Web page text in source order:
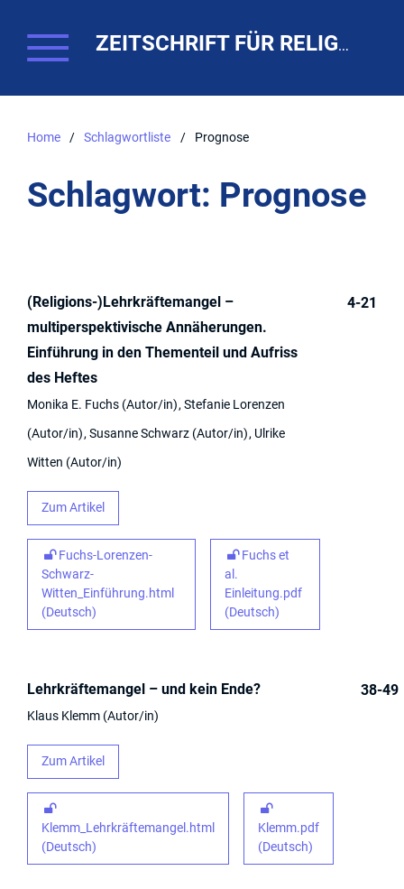
ZEITSCHRIFT FÜR RELIGIONSPÄDAGOGIK. THEO-WEB
Home / Schlagwortliste / Prognose
Schlagwort: Prognose
(Religions-)Lehrkräftemangel –
multiperspektivische Annäherungen.
Einführung in den Thementeil und Aufriss
des Heftes
Monika E. Fuchs Autor/in
Stefanie Lorenzen
Autor/in
Susanne Schwarz Autor/in
Ulrike
Witten Autor/in
Zum Artikel
Fuchs-Lorenzen-
Schwarz-
Witten_Einführung.html
(Deutsch)
Fuchs et
al.
Einleitung.pdf
(Deutsch)
4-21
Lehrkräftemangel – und kein Ende?
Klaus Klemm Autor/in
Zum Artikel
Klemm_Lehrkräftemangel.html
(Deutsch)
Klemm.pdf
(Deutsch)
38-49